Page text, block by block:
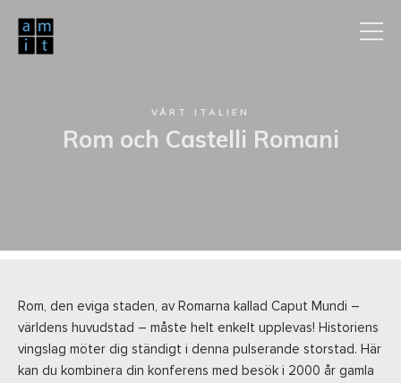
VÅRT ITALIEN
Rom och Castelli Romani
Rom, den eviga staden, av Romarna kallad Caput Mundi –
världens huvudstad – måste helt enkelt upplevas! Historiens
vingslag möter dig ständigt i denna pulserande storstad. Här
kan du kombinera din konferens med besök i 2000 år gamla